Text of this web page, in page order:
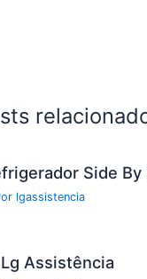
Side By
lgassistencia
Assistência